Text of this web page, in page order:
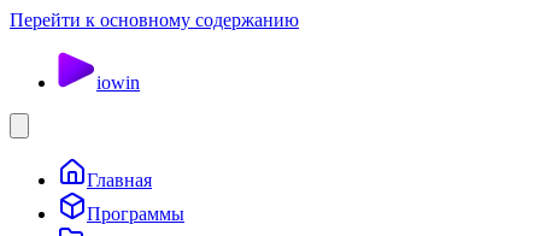
Перейти к основному содержанию
iowin
Главная
Программы